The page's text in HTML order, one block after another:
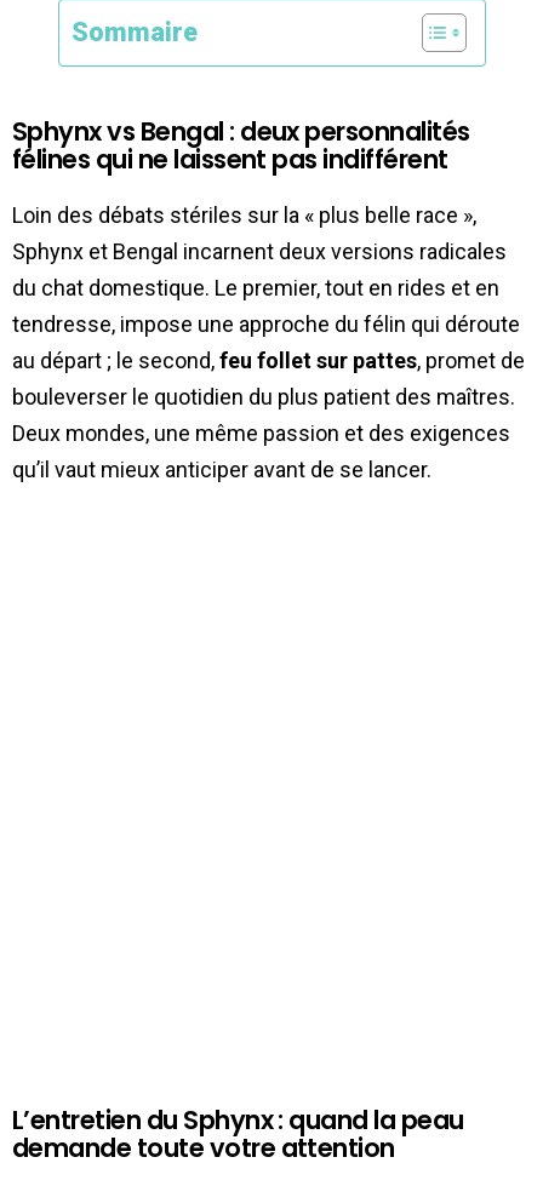
Sommaire
Sphynx vs Bengal : deux personnalités
félines qui ne laissent pas indifférent
Loin des débats stériles sur la « plus belle race »,
Sphynx et Bengal incarnent deux versions radicales
du chat domestique. Le premier, tout en rides et en
tendresse, impose une approche du félin qui déroute
au départ ; le second,feu follet sur pattes, promet de
bouleverser le quotidien du plus patient des maîtres.
Deux mondes, une même passion et des exigences
qu’il vaut mieux anticiper avant de se lancer.
L’entretien du Sphynx : quand la peau
demande toute votre attention